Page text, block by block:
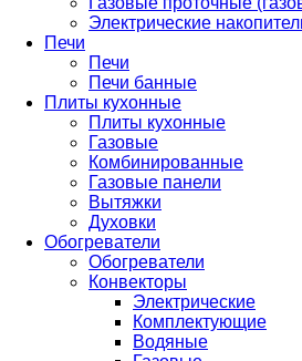
Электрические
Печи
Печи
Печи банные
Плиты кухонные
Плиты кухонные
Газовые
Комбинированные
Газовые панели
Вытяжки
Духовки
Обогреватели
Обогреватели
Конвекторы
Электрические
Комплектующие
Водяные